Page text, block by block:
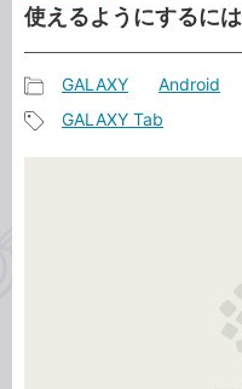
使えるようにするには
事
カ
GALAXY Android
GALAXY Tab